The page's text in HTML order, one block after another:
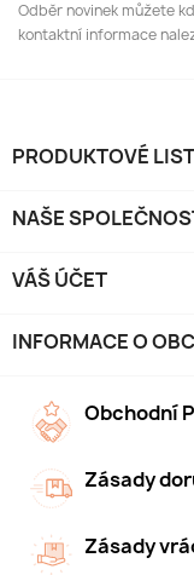
Odběr novinek můžete
kontaktní informace
PRODUKTOVÉ
NAŠE
VÁŠ ÚČET
INFORMACE O
Obchodní
Zásady
Zásady